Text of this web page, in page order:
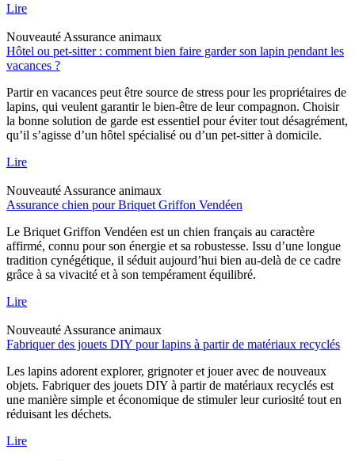
Lire
Nouveauté Assurance animaux
Hôtel ou pet-sitter : comment bien faire garder son lapin pendant les
vacances ?
Partir en vacances peut être source de stress pour les propriétaires de
lapins, qui veulent garantir le bien-être de leur compagnon. Choisir
la bonne solution de garde est essentiel pour éviter tout désagrément,
qu’il s’agisse d’un hôtel spécialisé ou d’un pet-sitter à domicile.
Lire
Nouveauté Assurance animaux
Assurance chien pour Briquet Griffon Vendéen
Le Briquet Griffon Vendéen est un chien français au caractère
affirmé, connu pour son énergie et sa robustesse. Issu d’une longue
tradition cynégétique, il séduit aujourd’hui bien au-delà de ce cadre
grâce à sa vivacité et à son tempérament équilibré.
Lire
Nouveauté Assurance animaux
Fabriquer des jouets DIY pour lapins à partir de matériaux recyclés
Les lapins adorent explorer, grignoter et jouer avec de nouveaux
objets. Fabriquer des jouets DIY à partir de matériaux recyclés est
une manière simple et économique de stimuler leur curiosité tout en
réduisant les déchets.
Lire